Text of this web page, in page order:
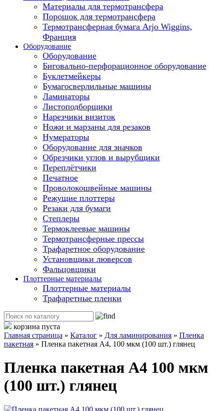
Материалы для термотрансфера
Порошок для термотрансфера
Термотрансферная бумага Arjo Wiggins,
Франция
Оборудование
Оборудование
Биговально-перфорационное оборудование
Буклетмейкеры
Бумагосверлильные машины
Ламинаторы
Листоподборщики
Нарезчики визиток
Ножи и марзаны для резаков
Нумераторы
Оборудование для значков
Обрезчики углов и вырубщики
Переплётчики
Печатное
Проволокошвейные машины
Режущие плоттеры
Резаки для бумаги
Степлеры
Термоклеевые машины
Термотрансферные прессы
Трафаретное оборудование
Установщики люверсов
Фальцовщики
Плоттерные материалы
Плоттерные материалы
Трафаретные пленки
корзина пуста
Главная страница » Каталог » Для ламинирования » Пленка
пакетная » Пленка пакетная А4, 100 мкм (100 шт.) глянец
Пленка пакетная А4 100 мкм
(100 шт.) глянец